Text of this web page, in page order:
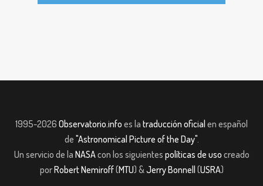
1995-2026 Observatorio.info es la traducción oficial en español
de "Astronomical Picture of the Day".
Un servicio de la NASAcon los siguientes políticas de uso creado
porRobert Nemiroff(MTU) &Jerry Bonnell (USRA)